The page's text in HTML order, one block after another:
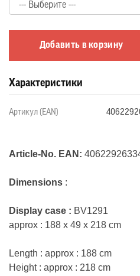
Добавить в корзину
Характеристики
Артикул (EAN)
Article-No. EAN:
Dimensions :
Display case : BV1291
approx : 188 x 49 x 218 cm
Length : approx : 188 cm
Height : approx : 218 cm